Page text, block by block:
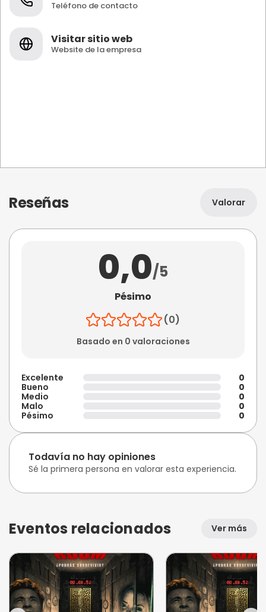
Teléfono de contacto
Visitar sitio web
Website de la empresa
Reseñas Valorar
0,0/5
Pésimo
(0)
Basado en 0 valoraciones
Excelente
0
Bueno
0
Medio
0
Malo
0
Pésimo
0
Todavía no hay opiniones
Sé la primera persona en valorar esta experiencia.
Eventos relacionados Ver más